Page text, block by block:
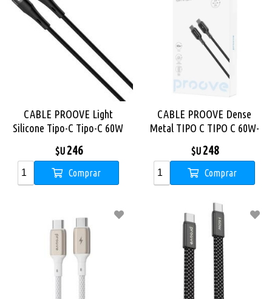
CABLE PROOVE Light
Silicone Tipo-C Tipo-C 60W
$U246
Comprar
CABLE PROOVE Dense
Metal TIPO C TIPO C 60W-
$U248
Comprar